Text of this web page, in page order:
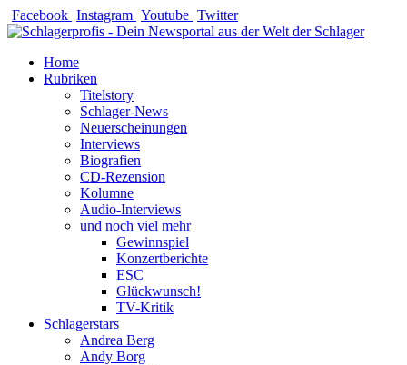
Zum
Inhalt
Facebook Instagram Youtube Twitter
Home
Rubriken
Titelstory
Schlager-News
Neuerscheinungen
Interviews
Biografien
CD-Rezension
Kolumne
Audio-Interviews
und noch viel mehr
Gewinnspiel
Konzertberichte
ESC
Glückwunsch!
TV-Kritik
Schlagerstars
Andrea Berg
Andy Borg